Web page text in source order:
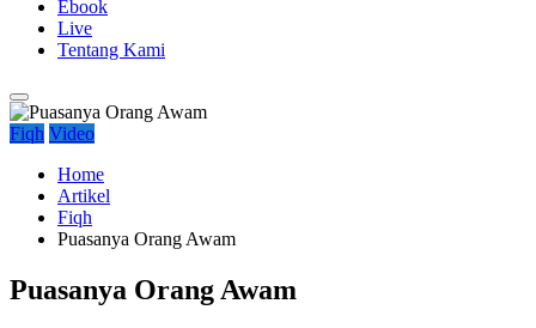
Ebook
Live
Tentang Kami
Fiqh Video
Home
Artikel
Fiqh
Puasanya Orang Awam
Puasanya Orang Awam